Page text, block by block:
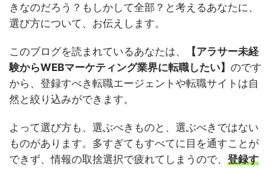
きなのだろう？もしかして全部？と考えるあなたに、
選び方について、お伝えします。
このブログを読まれているあなたは、
【アラサー未経
験からWEBマーケティング業界に転職したい】 のです
から、登録すべき転職エージェントや転職サイトは自
然と絞り込みができます。
よって選び方も、選ぶべきものと、選ぶべきではない
ものがあります。多すぎてもすべてに目を通すことが
できず、情報の取捨選択で疲れてしまうので、 登録す